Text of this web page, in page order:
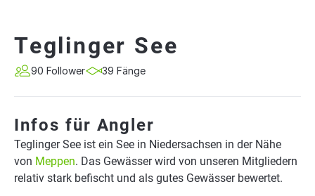
Teglinger See
90 Follower 39 Fänge
Infos für Angler
Teglinger See ist ein See in Niedersachsen in der Nähe
von Meppen. Das Gewässer wird von unseren Mitgliedern
relativ stark befischt und als gutes Gewässer bewertet.